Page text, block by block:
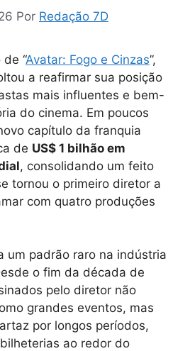
Por Redação 7D
“Avatar: Fogo e Cinzas”,
a reafirmar sua posição
mais influentes e bem-
do cinema. Em poucos
capítulo da franquia
de US$ 1 bilhão em
, consolidando um feito
tornou o primeiro diretor a
com quatro produções
um padrão raro na indústria
o fim da década de
pelo diretor não
grandes eventos, mas
por longos períodos,
ao redor do